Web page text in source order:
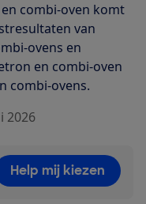
combi-oven komt
van
ovens en
en combi-oven
combi-ovens.
2026
Help mij kiezen